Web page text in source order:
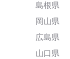
島根県
岡山県
広島県
山口県